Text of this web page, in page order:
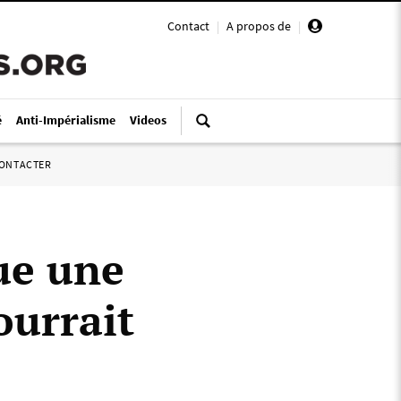
Contact | A propos de |
Anti-Impérialisme Videos
une